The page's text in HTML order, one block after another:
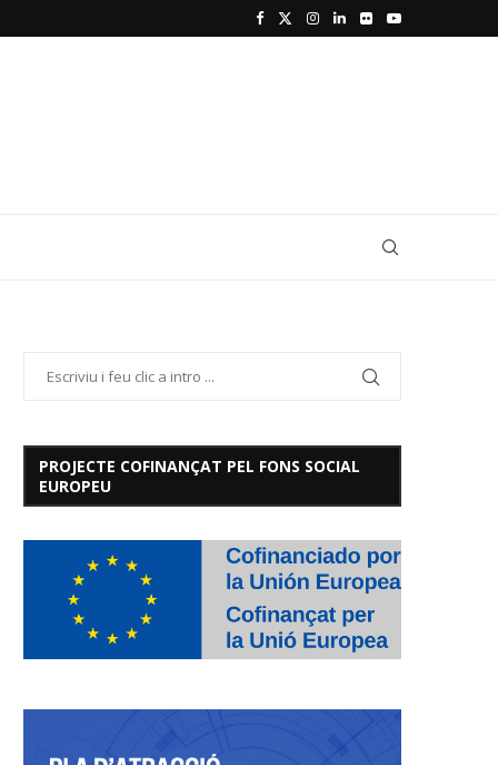
PROJECTE COFINANÇAT PEL FONS SOCIAL
EUROPEU